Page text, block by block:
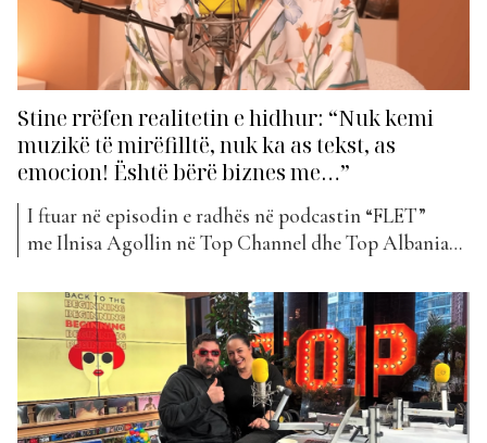
Stine rrëfen realitetin e hidhur: “Nuk kemi
muzikë të mirëfilltë, nuk ka as tekst, as
emocion! Është bërë biznes me…”
I ftuar në episodin e radhës në podcastin “FLET”
me Ilnisa Agollin në Top Channel dhe Top Albania
më të njohur në vendin tonë. Ai ka fituar një vend të
veçantë në muzikën shqiptare falë stilit të tij të
veçantë dhe këngëve të paharrueshme që ka krijuar
gjatë...